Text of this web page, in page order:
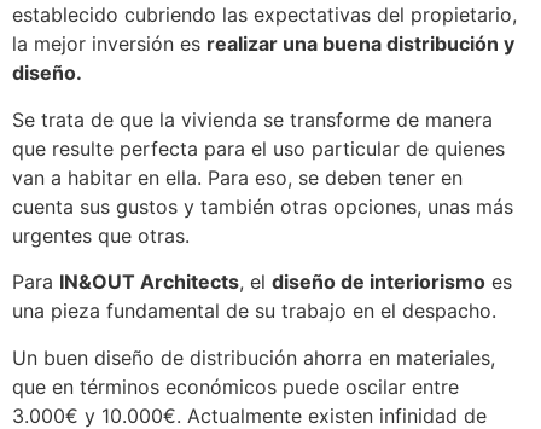
establecido cubriendo las expectativas del propietario,
la mejor inversión es realizar una buena distribución y
diseño.
Se trata de que la vivienda se transforme de manera
que resulte perfecta para el uso particular de quienes
van a habitar en ella. Para eso, se deben tener en
cuenta sus gustos y también otras opciones, unas más
urgentes que otras.
Para IN&OUT Architects, el diseño de interiorismo es
una pieza fundamental de su trabajo en el despacho.
Un buen diseño de distribución ahorra en materiales,
que en términos económicos puede oscilar entre
3.000€ y 10.000€. Actualmente existen infinidad de